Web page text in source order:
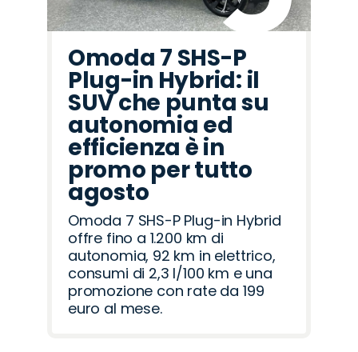
Omoda 7 SHS-P
Plug-in Hybrid: il
SUV che punta su
autonomia ed
efficienza è in
promo per tutto
agosto
Omoda 7 SHS-P Plug-in Hybrid
offre fino a 1.200 km di
autonomia, 92 km in elettrico,
consumi di 2,3 l/100 km e una
promozione con rate da 199
euro al mese.